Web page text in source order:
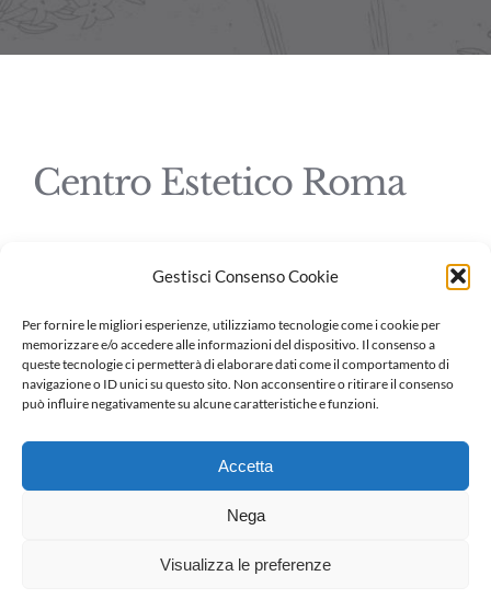
Gestisci Consenso Cookie
Per fornire le migliori esperienze, utilizziamo tecnologie come i cookie per
memorizzare e/o accedere alle informazioni del dispositivo. Il consenso a
queste tecnologie ci permetterà di elaborare dati come il comportamento di
navigazione o ID unici su questo sito. Non acconsentire o ritirare il consenso
può influire negativamente su alcune caratteristiche e funzioni.
Accetta
Nega
Visualizza le preferenze
Centro Estetico Roma
© Copyright 2016 |CetroEsteticoRoma.net| All Rights Reserved
Centro estetico Roma via Appia